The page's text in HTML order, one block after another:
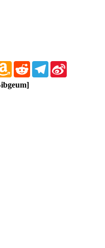
Amazon
Wish
RedditTelegram